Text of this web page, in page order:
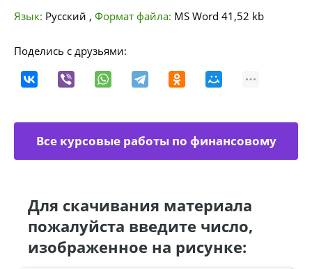
Язык: Русский , Формат файла: MS Word 41,52 kb
Поделись с друзьями:
Все курсовые работы по финансовому
Для скачивания материала
пожалуйста введите число,
изображенное на рисунке: